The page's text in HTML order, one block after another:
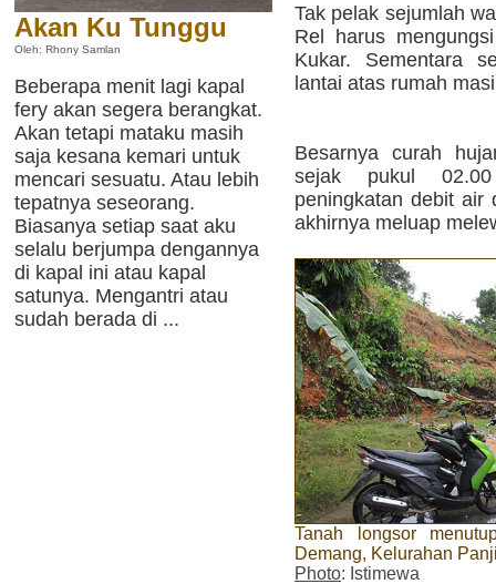
Akan Ku Tunggu
Oleh: Rhony Samlan
Beberapa menit lagi kapal
fery akan segera berangkat.
Akan tetapi mataku masih
saja kesana kemari untuk
mencari sesuatu. Atau lebih
tepatnya seseorang.
Biasanya setiap saat aku
selalu berjumpa dengannya
di kapal ini atau kapal
satunya. Mengantri atau
sudah berada di ...
Tak pelak sejumlah
Rel harus
Kukar. Sementara
lantai atas rumah
Besarnya curah
sejak pukul
peningkatan debit air
akhirnya meluap
Tanah longsor
Demang, Kelurahan
Photo: Istimewa